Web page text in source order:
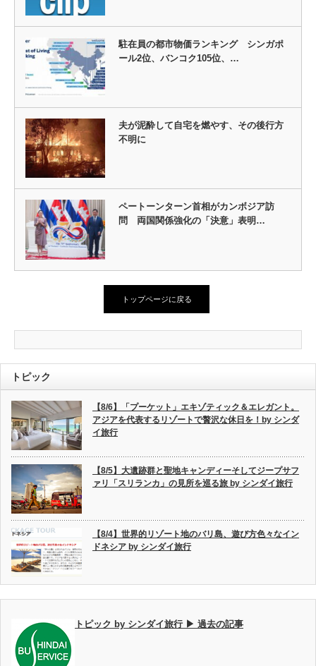
駐在員の都市物価ランキング シンガポ
ール2位、バンコク105位、…
夫が泥酔して自宅を燃やす、その後行方
不明に
ペートーンターン首相がカンボジア訪
問 両国関係強化の「決意」表明…
トップページに戻る
トピック
【8/6】「プーケット」エキゾティック＆エレガント。
アジアを代表するリゾートで贅沢な休日を！by シンダ
イ旅行
【8/5】大遺跡群と聖地キャンディーそしてジープサフ
ァリ「スリランカ」の見所を巡る旅 by シンダイ旅行
【8/4】世界的リゾート地のバリ島、遊び方色々なイン
ドネシア by シンダイ旅行
トピック by シンダイ旅行 ▶ 過去の記事